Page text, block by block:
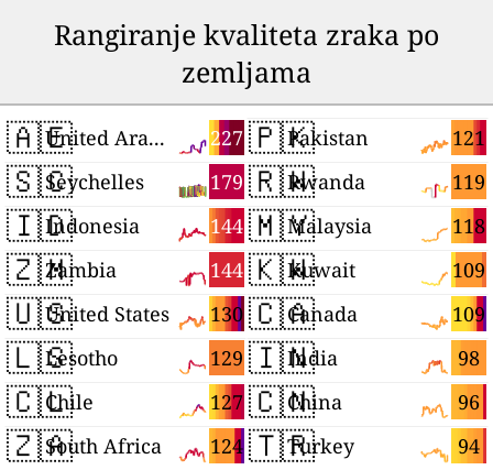
Rangiranje kvaliteta zraka po
zemljama
🇦🇪 227
United Arab Emirates
🇸🇨 179
Seychelles
🇮🇩 144
Indonesia
🇿🇲 144
Zambia
🇺🇸 130
United States
🇱🇸 129
Lesotho
🇨🇱 127
Chile
🇿🇦 124
South Africa
🇵🇰 121
Pakistan
🇷🇼 119
Rwanda
🇲🇾 118
Malaysia
🇰🇼 109
Kuwait
🇨🇦 109
Canada
🇮🇳 98
India
🇨🇳 96
China
🇹🇷 94
Turkey